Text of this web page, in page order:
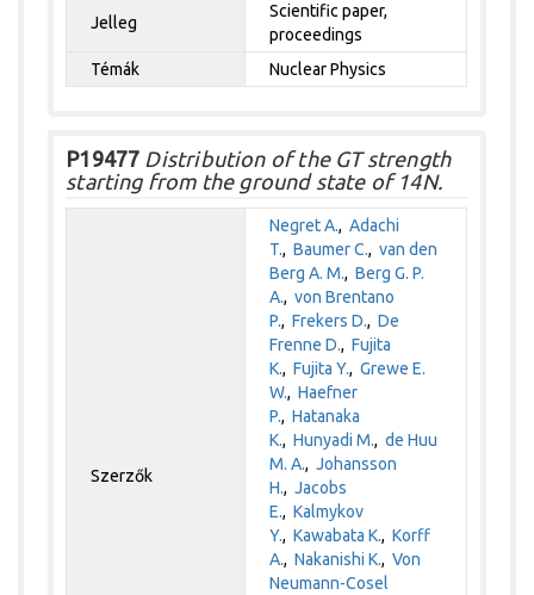
Jelleg
Scientific paper,
proceedings
Témák
Nuclear Physics
P19477 Distribution of the GT strength
starting from the ground state of 14N.
Szerzők
Negret A.,Adachi
T.,Baumer C.,van den
Berg A. M.,Berg G. P.
A.,von Brentano
P.,Frekers D.,De
Frenne D.,Fujita
K.,Fujita Y.,Grewe E.
W.,Haefner
P.,Hatanaka
K.,Hunyadi M.,de Huu
M. A.,Johansson
H.,Jacobs
E.,Kalmykov
Y.,Kawabata K.,Korff
A.,Nakanishi K.,Von
Neumann-Cosel